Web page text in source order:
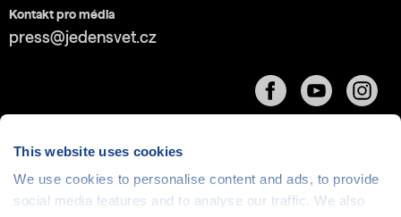
This website uses cookies
We use cookies to personalise content and ads, to provide
social media features and to analyse our traffic. We also
Kontakt pro média
press@jedensvet.cz
Cookies| © 1999-2026 Člověk v tísni o.p.s., web běží